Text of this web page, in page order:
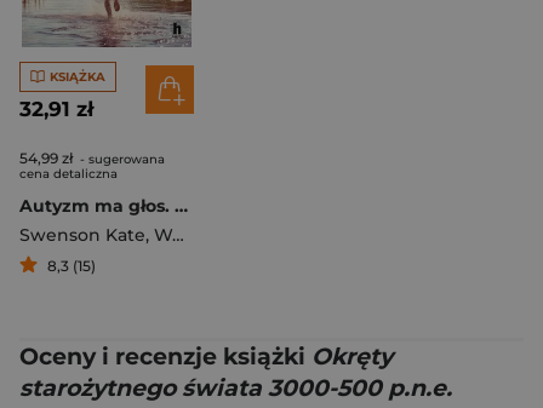
KSIĄŻKA
32,91 zł
54,99 zł - sugerowana
cena detaliczna
Autyzm ma głos. Od diagnozy do wejścia w dorosłość. Życie z dzieckiem w spektrum
Swenson Kate, Wood Adrian K.
8,3 (15)
Oceny i recenzje książki Okręty
starożytnego świata 3000-500 p.n.e.